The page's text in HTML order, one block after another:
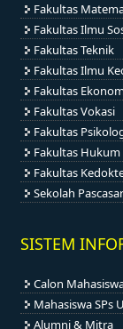
Fakultas
Fakultas Ilmu
Fakultas Teknik
Fakultas Ilmu
Fakultas
Fakultas Vokasi
Fakultas
Fakultas Hukum
Fakultas
Sekolah
SISTEM
Calon
Mahasiswa SPs
Alumni & Mitra